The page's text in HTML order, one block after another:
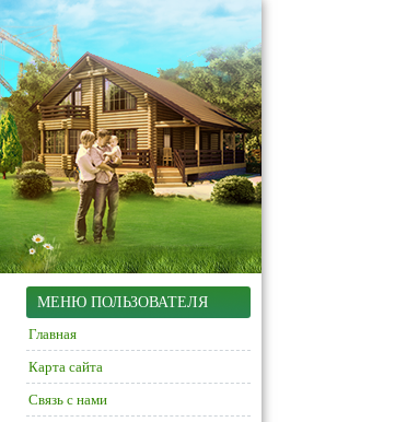
МЕНЮ ПОЛЬЗОВАТЕЛЯ
Главная
Карта сайта
Связь с нами